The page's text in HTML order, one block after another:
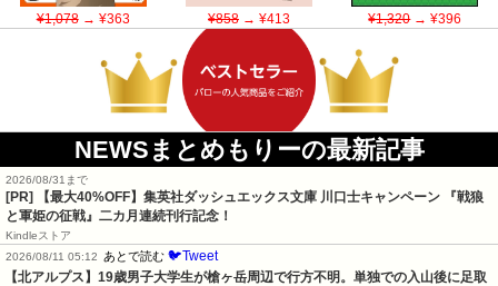
¥1,078→ ¥363 ¥858→ ¥413 ¥1,320→ ¥396
NEWSまとめもりーの最新記事
2026/08/31まで
[PR]
【最大40%OFF】集英社ダッシュエックス文庫 川口士キャンペーン 『戦狼
と軍姫の征戦』二カ月連続刊行記念！
Kindleストア
2026/08/11 05:12
あとで読む 🐦Tweet
【北アルプス】19歳男子大学生が槍ヶ岳周辺で行方不明。単独での入山後に足取